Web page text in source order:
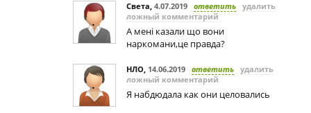
Света, 4.07.2019 ответить удалить
ложный комментарий
А менi казали що вони
наркомани,це правда?
НЛО, 14.06.2019 ответить удалить
ложный комментарий
Я набдюдала как они целовались